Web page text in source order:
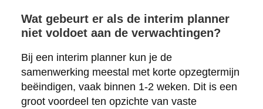
Wat gebeurt er als de interim planner
niet voldoet aan de verwachtingen?
Bij een interim planner kun je de
samenwerking meestal met korte opzegtermijn
beëindigen, vaak binnen 1-2 weken. Dit is een
groot voordeel ten opzichte van vaste